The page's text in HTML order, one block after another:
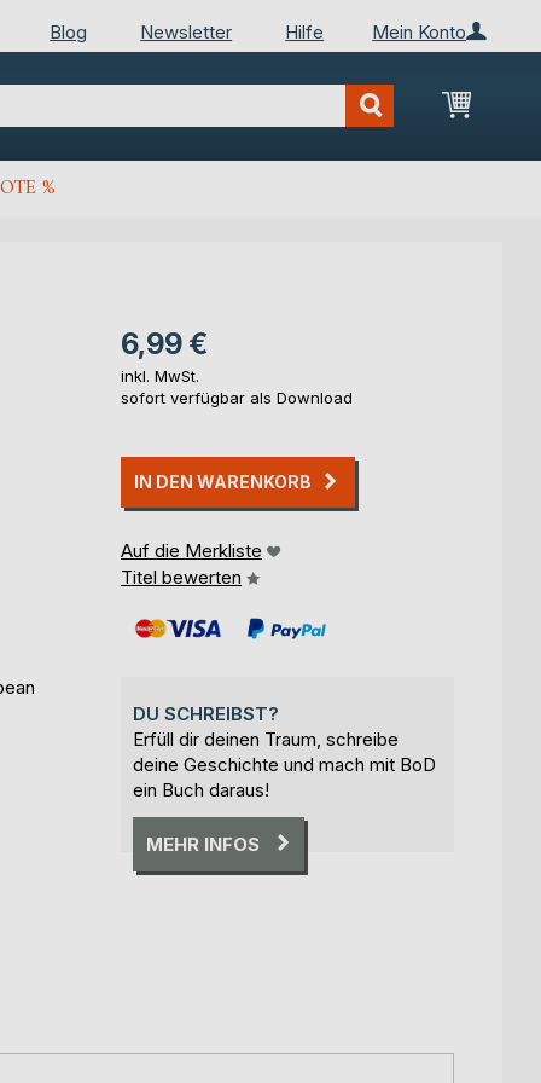
Mein Konto
Blog Newsletter Hilfe
Mein
%
6,99 €
inkl. MwSt.
sofort verfügbar als Download
IN DEN WARENKORB
Auf die Merkliste
Titel bewerten
DU SCHREIBST?
Erfüll dir deinen Traum, schreibe
deine Geschichte und mach mit BoD
ein Buch daraus!
MEHR INFOS